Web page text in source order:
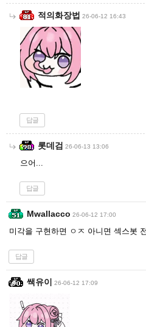
적의화장법 26-06-12 16:43
답글
롯데검 26-06-13 13:06
으어...
답글
Mwallacco 26-06-12 17:00
미각을 구현하면 ㅇㅈ 아니면 섹스봇
답글
쌕유이 26-06-12 17:09